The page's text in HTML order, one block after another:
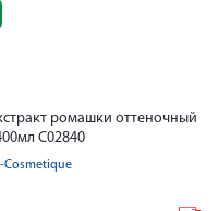
ромашки оттеночный
С02840
Cosmetique